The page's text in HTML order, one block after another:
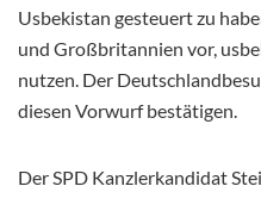
Usbekistan gesteuert zu
und Großbritannien vor,
nutzen. Der
diesen Vorwurf bestätigen.
Der SPD Kanzlerkandidat